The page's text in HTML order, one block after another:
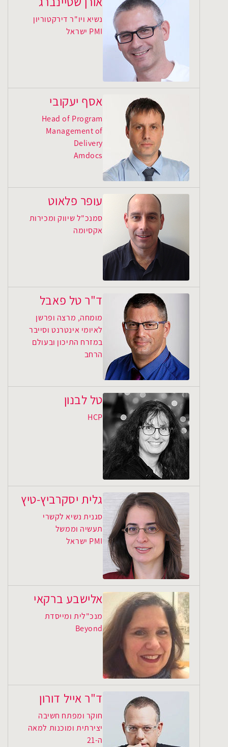
נשיא ויו"ר דירקטוריון
PMI ישראל
אסף יעקובי
Head of Program
Management of
Delivery
Amdocs
עופר פלאוט
סמנכ"ל שיווק ומכירות
אקסיומה
ד"ר טל פאבל
מומחה, מרצה ופרשן
לאיומי אינטרנט וסייבר
במזרח התיכון ובעולם
הרחב
טל לבנון
HCP
גלית יסקרביץ-טיץ
סגנית נשיא לקשרי
תעשיה וממשל
PMI ישראל
אלישבע ברקאי
מנכ"לית ומייסדת
Beyond
ד"ר אייל דורון
חוקר ומפתח חשיבה
יצירתית ומוכנות למאה
ה-21